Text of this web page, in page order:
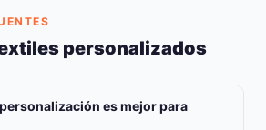
personalizados
es mejor para